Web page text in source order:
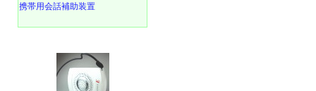
携帯用会話補助装置